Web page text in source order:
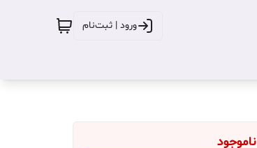
ورود | ثبت‌نام
ناموجود